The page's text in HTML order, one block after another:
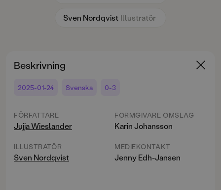
Sven Nordqvist Illustratör
Beskrivning
2025-01-24 Svenska 0-3
FÖRFATTARE
Jujja Wieslander
ILLUSTRATÖR
Sven Nordqvist
FORMGIVARE OMSLAG
Karin Johansson
MEDIEKONTAKT
Jenny Edh-Jansen